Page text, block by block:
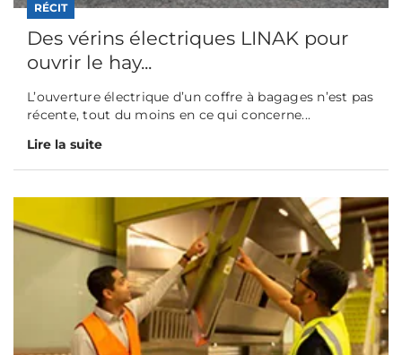
RÉCIT
Des vérins électriques LINAK pour
ouvrir le hay...
L’ouverture électrique d’un coffre à bagages n’est pas
récente, tout du moins en ce qui concerne...
Lire la suite